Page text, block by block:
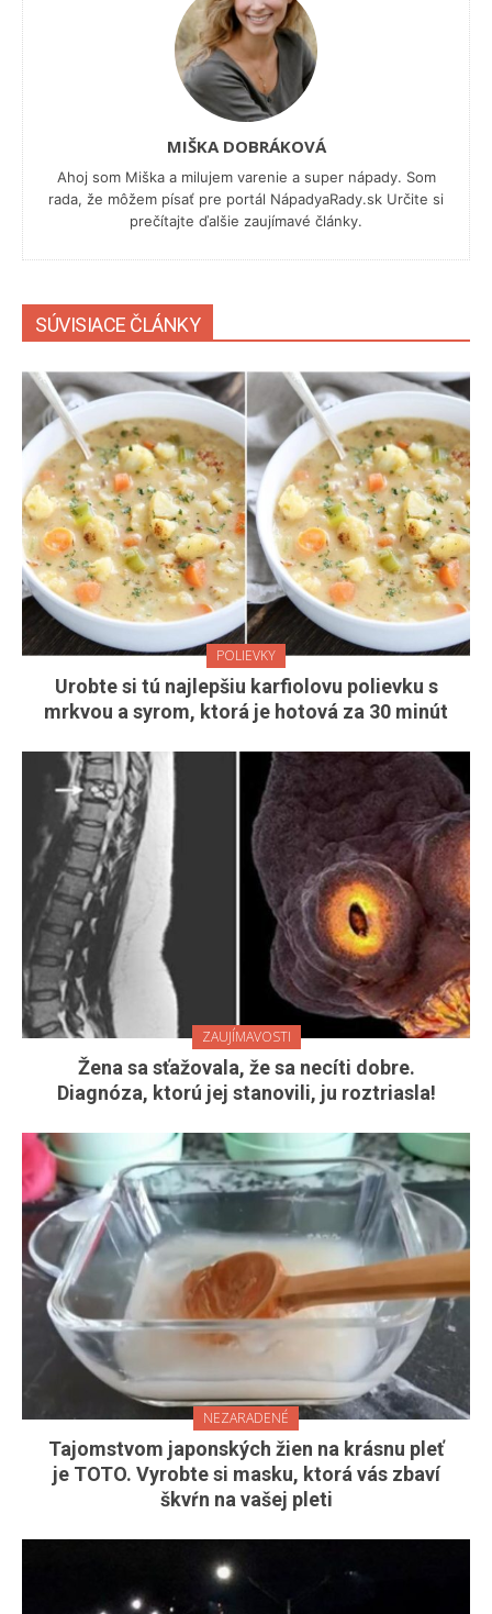
MIŠKA DOBRÁKOVÁ
Ahoj som Miška a milujem varenie a super nápady. Som
rada, že môžem písať pre portál NápadyaRady.sk Určite si
prečítajte ďalšie zaujímavé články.
SÚVISIACE ČLÁNKY
POLIEVKY
Urobte si tú najlepšiu karfiolovu polievku s
mrkvou a syrom, ktorá je hotová za 30 minút
ZAUJÍMAVOSTI
Žena sa sťažovala, že sa necíti dobre.
Diagnóza, ktorú jej stanovili, ju roztriasla!
NEZARADENÉ
Tajomstvom japonských žien na krásnu pleť
je TOTO. Vyrobte si masku, ktorá vás zbaví
škvŕn na vašej pleti